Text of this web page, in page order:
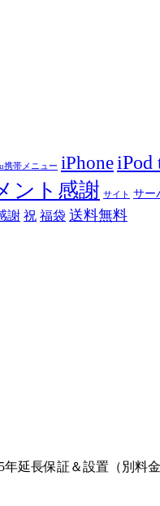
携帯メニュー iPhoneiPod
ント感謝 サイト サー
謝 祝 福袋 送料無料
5年延長保証＆設置（別